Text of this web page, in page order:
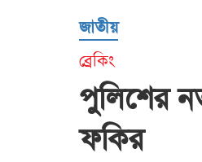
জাতীয়
ব্রেকিং
পুলিশের
ফকির